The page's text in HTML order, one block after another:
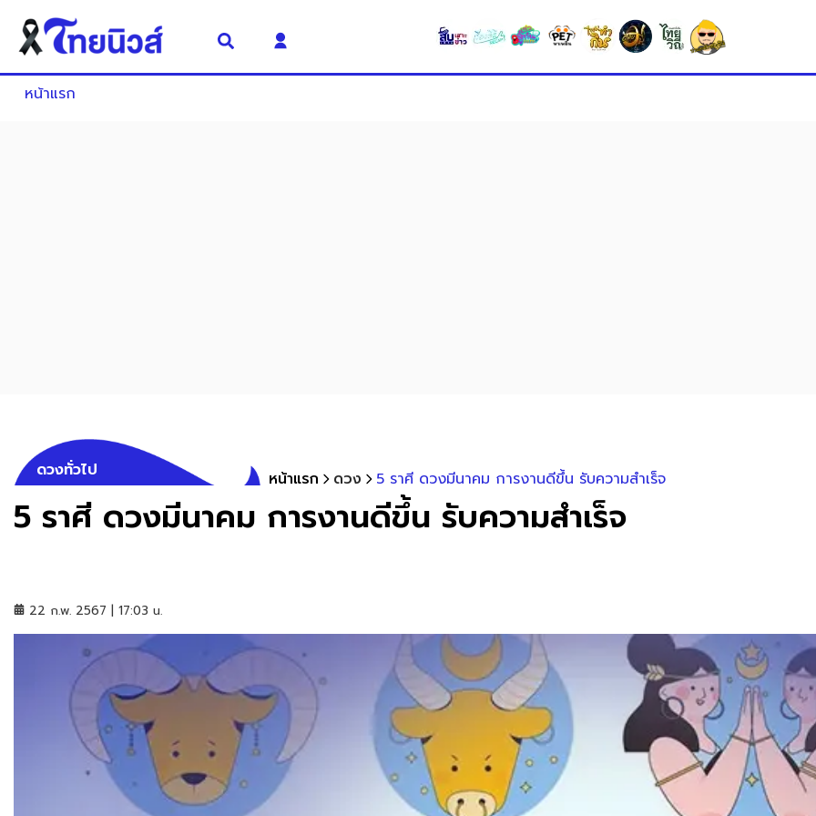
หน้าแรก
ดวงทั่วไป หน้าแรก ดวง 5 ราศี ดวงมีนาคม การงานดีขึ้น รับความสำเร็จ
5 ราศี ดวงมีนาคม การงานดีขึ้น รับความสำเร็จ
22 ก.พ. 2567 | 17:03 น.